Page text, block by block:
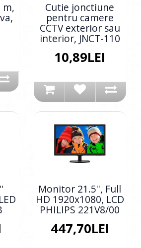
m, Cutie jonctiune
pentru camere
CCTV exterior sau
interior, JNCT-110
10,89LEI
Monitor 21.5'', Full
HD 1920x1080, LCD
PHILIPS 221V8/00
447,70LEI